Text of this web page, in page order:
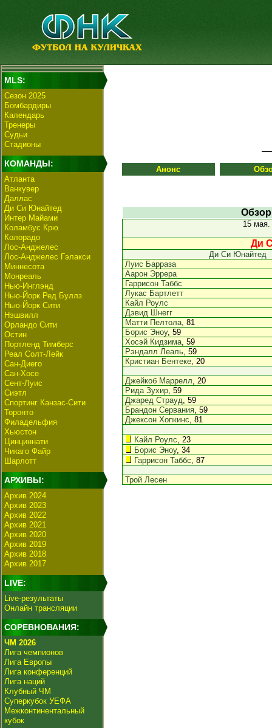
MLS:
Сезон 2025
Бомбардиры
Календарь
Тренеры
Судьи
Стадионы
КОМАНДЫ:
Атланта
Ванкувер
Даллас
Ди Си Юнайтед
Интер Майами
Коламбус Крю
Колорадо
Лос-Анджелес
Лос-Анджелес Гэлакси
Миннесота
Монреаль
Нью-Инглэнд
Нью-Йорк Ред Буллз
Нью-Йорк Сити
Нэшвилл
Орландо Сити
Остин
Портленд Тимберс
Реал Солт-Лейк
Сан-Диего
Сан-Хосе
Сент-Луис
Сиэтл
Спортинг Канзас-Сити
Торонто
Филадельфия
Хьюстон
Цинциннати
Чикаго Файр
Шарлотт
АРХИВЫ:
Архив 2024
Архив 2023
Архив 2022
Архив 2021
Архив 2020
Архив 2019
Архив 2018
Архив 2017
LIVE:
Live-результаты
Онлайн трансляции
СОРЕВНОВАНИЯ:
ЧМ 2026
Лига чемпионов
Лига Европы
Лига конференций
Лига наций
Клубный ЧМ
Суперкубок УЕФА
Межконтинентальный
кубок
Анонс
15
Ди
Ди Си Юнайтед
Луис Барраза
Аарон Эррера
Гаррисон Таббс
Лукас Бартлетт
Кайл Роулс
Дэвид Шнегг
Матти Пелтола, 81
Борис Эноу, 59
Хосэй Кидзима, 59
Рэндалл Леаль, 59
Кристиан Бентеке, 20
Джейкоб Маррелл, 20
Рида Зухир, 59
Джаред Страуд, 59
Брандон Сервания, 59
Джексон Хопкинс, 81
Кайл Роулс, 23
Борис Эноу, 34
Гаррисон Таббс, 87
Трой Лесен